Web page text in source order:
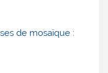
de mosaïque :